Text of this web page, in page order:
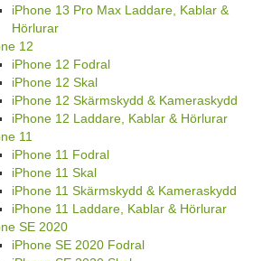
iPhone 13 Pro Max Laddare, Kablar &
Hörlurar
12
iPhone 12 Fodral
iPhone 12 Skal
iPhone 12 Skärmskydd & Kameraskydd
iPhone 12 Laddare, Kablar & Hörlurar
11
iPhone 11 Fodral
iPhone 11 Skal
iPhone 11 Skärmskydd & Kameraskydd
iPhone 11 Laddare, Kablar & Hörlurar
SE 2020
iPhone SE 2020 Fodral